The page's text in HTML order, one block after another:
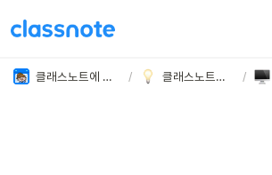
클래스노트에 오신 것을 환영합니다 👏🏻 / 클래스노트의 새로운 소식 /